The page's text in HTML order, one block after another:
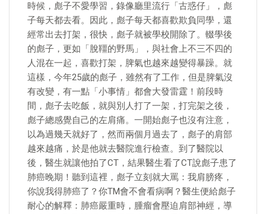
時候，彪子不愛學習，錄像廳里流行「古惑仔」，彪
子每天都去看。因此，彪子每天都喜歡欺負同學，還
經常出去打架，很快，彪子就被學校開除了。輟學後
的彪子，更如「脫韁的野馬」，與社會上不三不四的
人混在一起，喜歡打架，脾氣也越來越變得暴躁。就
這樣，今年25歲的彪子，雖然有了工作，但是脾氣沒
有改變，有一點「小事情」都會大發雷霆！前段時
間，彪子去吃飯，就與別人打了一架，打完架之後，
彪子總感覺自己的左肩痛。一開始彪子也沒有注意，
以為過幾天就好了，然而兩個月過去了，彪子的肩部
越來越痛，於是他就去醫院進行檢查。到了醫院以
後，醫生就讓他拍了CT，結果醫生看了CT說彪子患了
肺癌晚期！聽到這裡，彪子立刻就大罵：我肩膀疼，
你說我得肺癌了？你TM會不會看病啊？醫生便給彪子
耐心的解釋：肺癌嚴重時，腫瘤會壓迫肩部神經，導